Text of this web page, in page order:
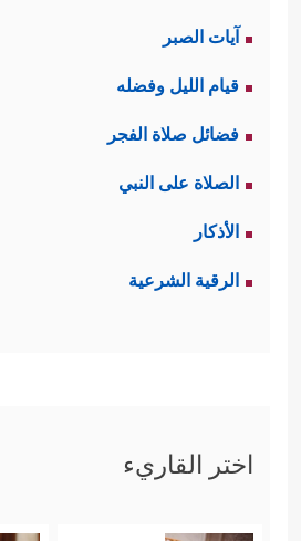
آيات الصبر
قيام الليل وفضله
فضائل صلاة الفجر
الصلاة على النبي
الأذكار
الرقية الشرعية
اختر القاريء